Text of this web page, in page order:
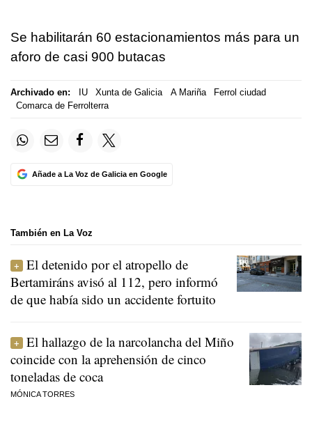
Se habilitarán 60 estacionamientos más para un
aforo de casi 900 butacas
Archivado en: IU Xunta de Galicia A Mariña
Ferrol ciudad
Comarca de Ferrolterra
Añade a La Voz de Galicia en Google
También en La Voz
El detenido por el atropello de
Bertamiráns avisó al 112, pero informó
de que había sido un accidente fortuito
El hallazgo de la narcolancha del Miño
coincide con la aprehensión de cinco
toneladas de coca
MÓNICA TORRES